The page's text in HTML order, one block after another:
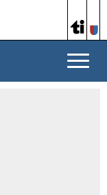
Toggle